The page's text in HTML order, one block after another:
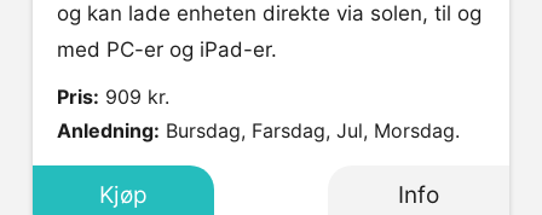
og kan lade enheten direkte via solen, til og
med PC-er og iPad-er.
Pris: 909 kr.
Anledning: Bursdag, Farsdag, Jul, Morsdag.
Info
Kjøp